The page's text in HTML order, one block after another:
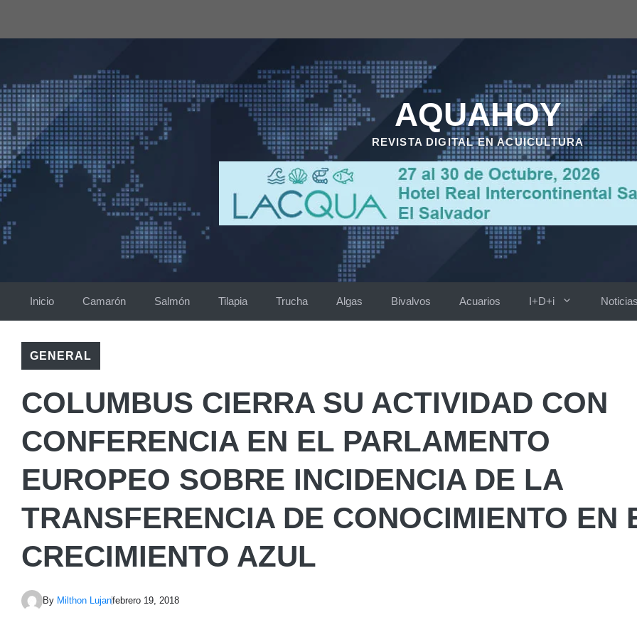
AQUAHOY
REVISTA DIGITAL EN ACUICULTURA
Inicio Camarón Salmón Tilapia Trucha Algas Bivalvos Acuarios I+D+i
GENERAL
COLUMBUS CIERRA SU ACTIVIDAD CON
CONFERENCIA EN EL PARLAMENTO
EUROPEO SOBRE INCIDENCIA DE LA
TRANSFERENCIA DE CONOCIMIENTO EN
CRECIMIENTO AZUL
By Milthon Lujanfebrero 19, 2018